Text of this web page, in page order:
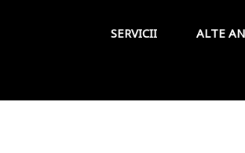
SERVICII ALTE